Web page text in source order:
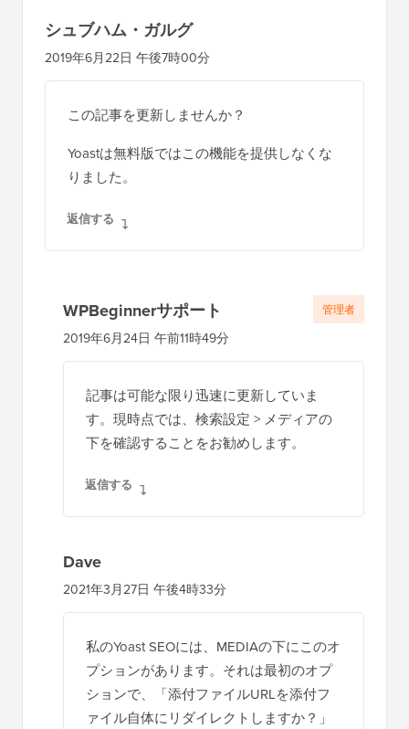
の
イ
ン
ン
シュブハム・ガルグ
2019年6月22日 午後7時00分
この記事を更新しませんか？
Yoastは無料版ではこの機能を提供しなくな
りました。
返信する
WPBeginnerサポート
2019年6月24日 午前11時49分
記事は可能な限り迅速に更新していま
す。現時点では、検索設定 > メディアの
下を確認することをお勧めします。
返信する
管理者
Dave
2021年3月27日 午後4時33分
私のYoast SEOには、MEDIAの下にこのオ
プションがあります。それは最初のオプ
ションで、「添付ファイルURLを添付フ
ァイル自体にリダイレクトしますか？」